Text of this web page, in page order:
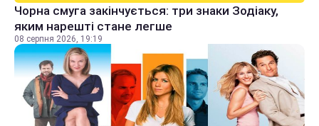
Чорна смуга закінчується: три знаки Зодіаку,
яким нарешті стане легше
08 серпня 2026, 19:19